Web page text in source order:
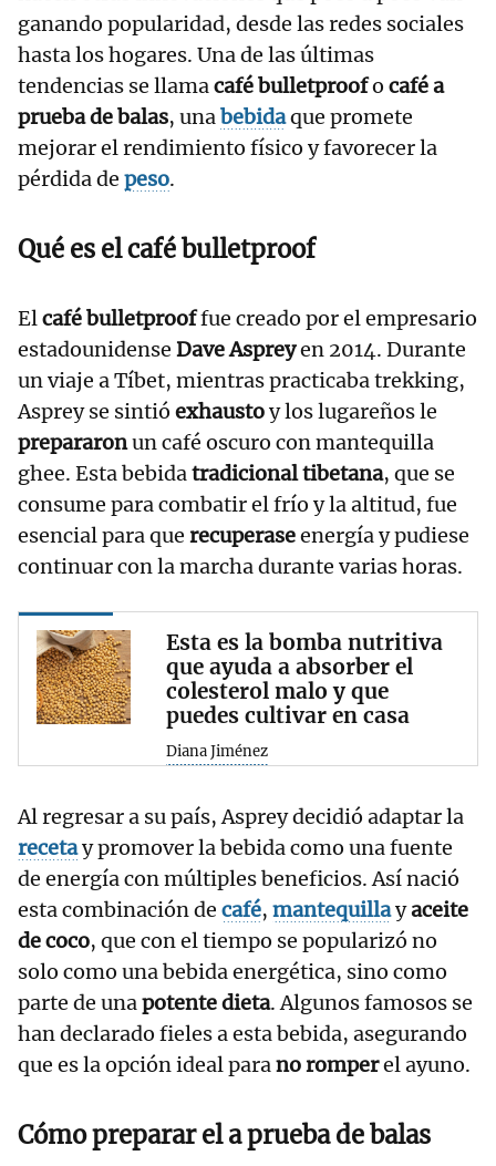
ganando popularidad, desde las redes sociales
hasta los hogares. Una de las últimas
tendencias se llamacafé bulletproofo café a
prueba de balas, unabebidaque promete
mejorar el rendimiento físico y favorecer la
pérdida de peso.
Qué es el café bulletproof
Elcafé bulletprooffue creado por el empresario
estadounidense Dave Aspreyen 2014. Durante
un viaje a Tíbet, mientras practicaba trekking,
Asprey se sintió exhaustoy los lugareños le
prepararonun café oscuro con mantequilla
ghee. Esta bebidatradicional tibetana, que se
consume para combatir el frío y la altitud, fue
esencial para que recuperaseenergía y pudiese
continuar con la marcha durante varias horas.
Esta es la bomba nutritiva
que ayuda a absorber el
colesterol malo y que
puedes cultivar en casa
Diana Jiménez
Al regresar a su país, Asprey decidió adaptar la
recetay promover la bebida como una fuente
de energía con múltiples beneficios. Así nació
esta combinación de café, mantequillayaceite
de coco, que con el tiempo se popularizó no
solo como una bebida energética, sino como
parte de unapotente dieta. Algunos famosos se
han declarado fieles a esta bebida, asegurando
que es la opción ideal parano romperel ayuno.
Cómo preparar el a prueba de balas